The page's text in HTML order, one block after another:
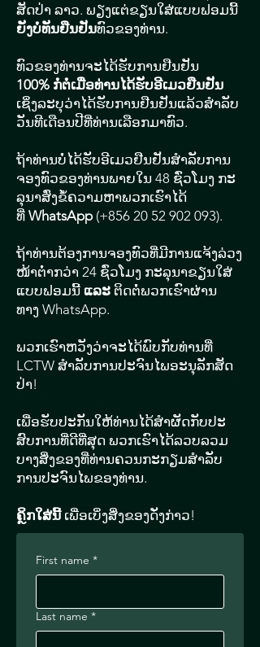
ສັດ​ປ່າ ລາວ. ພຽງ​ແຕ່​ຂຽນ​ໃສ່​ແບບ​ຟອມນີ້​
ຍັງ​ບໍ່​ທັນຢືນ​ຢັນ​ທົວ​ຂອງ​ທ່ານ.
ທົວ​ຂອງ​ທ່ານ​ຈະ​ໄດ້​ຮັບ​ການ​ຢືນ​ຢັນ
100% ກໍ່​ຕໍ່​ເມື່ອ​ທ່ານ​ໄດ້​ຮັບ​ອີ​ເມວ​ຢືນ​ຢັນ
ເຊິ່ງ​ລະ​ບຸ​ວ່າ​ໄ​ດ້​ຮັບ​ການ​ຢືນ​ຢັນ​ແລ້ວ​ສຳ​ລັບ​
ວັນ​ທີ​ເດືອນ​ປີ​ທີ່​ທ່ານ​ເລືອກ​ມາ​ທົວ.
ຖ້າ​ທ່ານ​ບໍ່​ໄດ້​ຮັບ​ອີ​ເມວ​ຢືນ​ຢັນ​ສຳ​ລັບ​ການ​
ຈອງ​ທົວ​ຂອງ​ທ່ານພາຍ​ໃນ 48 ຊົ່ວ​ໂມງ ກະ​
ລຸ​ນາ​ສົ່ງ​ຂໍ້​ຄວາມ​ຫາ​ພວກ​ເຮົາ​ໄດ້​
ທີ່ WhatsApp(+856 20 52 902 093).
ຖ້າ​ທ່ານ​ຕ້ອງ​ການ​ຈອງ​ທົວ​ທີ່​ມີ​ການ​ແຈ້ງ​ລ່​ວງ​
ໜ້າ​ຕ່ຳ​ກວ່າ 24 ຊົ່ວ​ໂມງ ກະ​ລຸ​ນາ​ຂຽນ​ໃສ່​
ແບບ​ຟອມນີ້ ແລະ ຕິດ​ຕໍ່​ພວກ​ເຮົາ​ຜ່ານ​
ທາງ WhatsApp.
ພວກ​ເຮົາ​ຫວັງ​ວ່າ​ຈະ​ໄດ້​ພົບ​ກັບ​ທ່ານ​ທີ່
LCTW ​ສຳ​ລັບ​ການ​ປະ​ຈົນ​ໄພ​ອະ​ນຸ​ລັກ​ສັດ​
ປ່າ!
ເພື່ອ​ຮັບ​ປະ​ກັນ​ໃຫ້​ທ່ານ​ໄດ້​ສຳ​ຜັດ​ກັບ​ປະ​
ສົບ​ການ​ທີ່​ດີ​ທີ່​ສຸດ ພວກ​ເຮົາ​ໄດ້​ລວບ​ລວມ​
ບາງ​ສິ່ງ​ຂອງ​ທີ່​ທ່ານ​ຄວນ​ກະ​ກຽມ​ສຳ​ລັບ​
ການ​ປະ​ຈົນ​ໄພ​ຂອງ​ທ່ານ.
ຄຼິກ​ໃສ່​ນີ້ເພື່ອ​ເບິ່ງ​ສິ່ງ​ຂອງ​ດັ່ງ​ກ່າວ!​
First name *
Last name *